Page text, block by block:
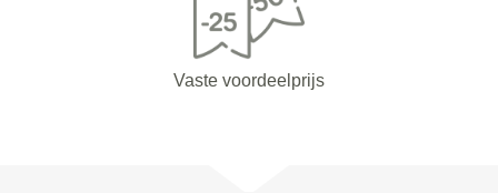
Vaste voordeelprijs